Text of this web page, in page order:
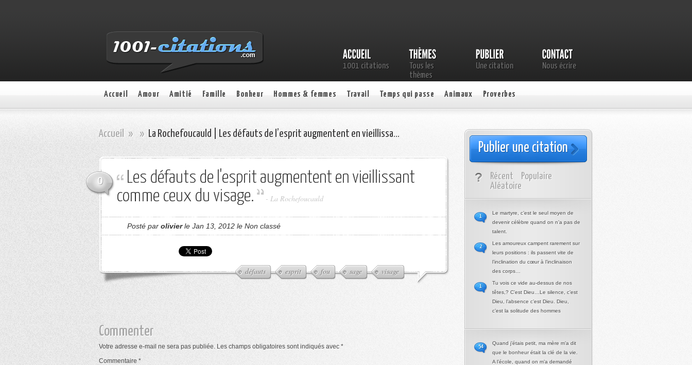
1001 citations
Tous les
thèmes
Une citation Nous écrire
Accueil Amour Amitié Famille Bonheur Hommes & femmes Travail Temps qui passe Animaux Proverbes
Accueil » » La Rochefoucauld | Les défauts de l’esprit augmentent en vieillissa…
0
Les défauts de l'esprit augmentent en vieillissant
comme ceux du visage.
- La Rochefoucauld
Posté par olivierle Jan 13, 2012 le Non classé
défauts esprit fou sage visage
Commenter
Votre adresse e-mail ne sera pas publiée. Les champs obligatoires sont indiqués avec *
Commentaire *
Publier une citation
Récent
Populaire
Aléatoire
Le martyre, c’est le seul moyen de
devenir célèbre quand on n’a pas de
talent.
1
Les amoureux campent rarement sur
leurs positions : ils passent vite de
l’inclination du cœur à l’inclinaison
des corps…
2
Tu vois ce vide au-dessus de nos
têtes,? C’est Dieu…Le silence, c’est
Dieu, l’absence c’est Dieu. Dieu,
c’est la solitude des hommes
1
Quand j’étais petit, ma mère m’a dit
que le bonheur était la clé de la vie.
A l’école, quand on m’a demandé
54